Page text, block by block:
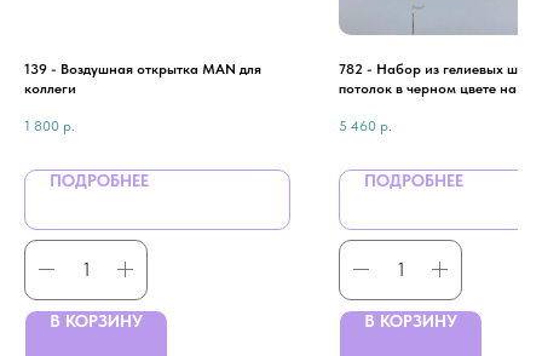
139 - Воздушная открытка MAN для
коллеги
1 800 р.
ПОДРОБНЕЕ
В КОРЗИНУ
782 - Набор из гелиевых
потолок в черном цвете на 41
5 460 р.
ПОДРОБНЕЕ
В КОРЗИНУ